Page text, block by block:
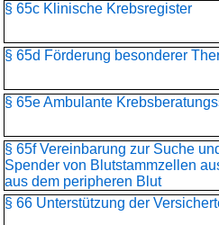
§ 65c Klinische Krebsregister
§ 65d Förderung besonderer
§ 65e Ambulante
§ 65f Vereinbarung zur Suche
Spender von Blutstammzellen
aus dem peripheren Blut
§ 66 Unterstützung der